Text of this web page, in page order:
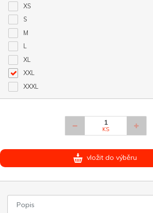
XS
S
M
L
XL
XXL
XXXL
KS
vložit do výběru
Popis